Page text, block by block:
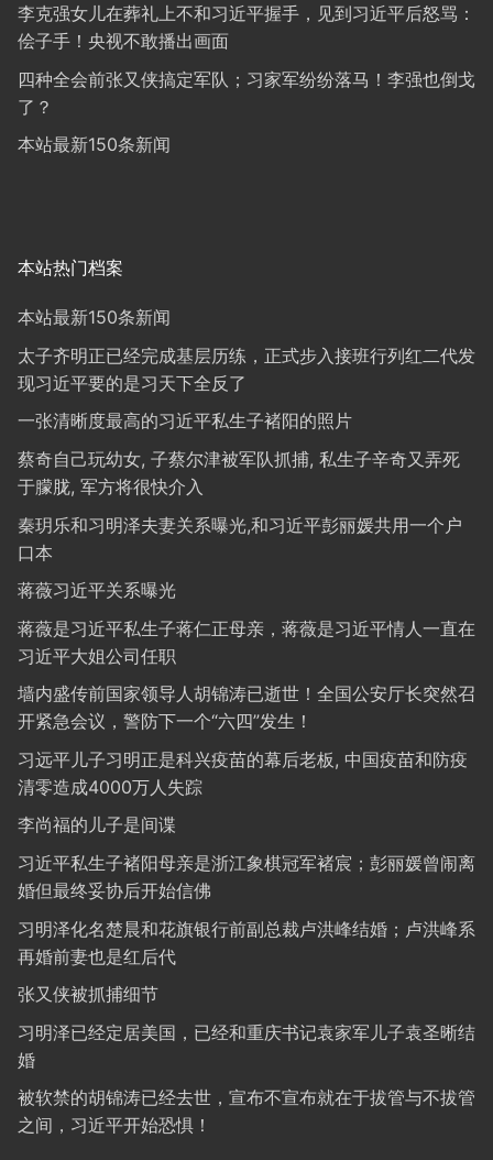
李克强女儿在葬礼上不和习近平握手，见到习近平后怒骂：
侩子手！央视不敢播出画面
四种全会前张又侠搞定军队；习家军纷纷落马！李强也倒戈
了？
本站最新150条新闻
本站热门档案
本站最新150条新闻
太子齐明正已经完成基层历练，正式步入接班行列红二代发
现习近平要的是习天下全反了
一张清晰度最高的习近平私生子褚阳的照片
蔡奇自己玩幼女, 子蔡尔津被军队抓捕, 私生子辛奇又弄死
于朦胧, 军方将很快介入
秦玥乐和习明泽夫妻关系曝光,和习近平彭丽媛共用一个户
口本
蒋薇习近平关系曝光
蒋薇是习近平私生子蒋仁正母亲，蒋薇是习近平情人一直在
习近平大姐公司任职
墙内盛传前国家领导人胡锦涛已逝世！全国公安厅长突然召
开紧急会议，警防下一个“六四”发生！
习远平儿子习明正是科兴疫苗的幕后老板, 中国疫苗和防疫
清零造成4000万人失踪
李尚福的儿子是间谍
习近平私生子褚阳母亲是浙江象棋冠军褚宸；彭丽媛曾闹离
婚但最终妥协后开始信佛
习明泽化名楚晨和花旗银行前副总裁卢洪峰结婚；卢洪峰系
再婚前妻也是红后代
张又侠被抓捕细节
习明泽已经定居美国，已经和重庆书记袁家军儿子袁圣晰结
婚
被软禁的胡锦涛已经去世，宣布不宣布就在于拔管与不拔管
之间，习近平开始恐惧！